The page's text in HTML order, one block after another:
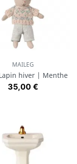
MAILEG
hiver | Menthe
Prix
35,00 €